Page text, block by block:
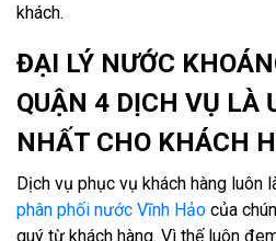
khách.
ĐẠI LÝ NƯỚC
QUẬN 4 DỊCH VỤ LÀ
NHẤT CHO KHÁCH
Dịch vụ phục vụ khách hàng luôn
phân phối nước Vĩnh Hảo của
quý từ khách hàng. Vì thế luôn